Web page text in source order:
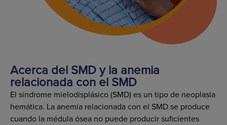
Acerca del SMD y la anemia
relacionada con el SMD
El síndrome mielodisplásico (SMD) es un tipo de neoplasia
hemática. La anemia relacionada con el SMD se produce
cuando la médula ósea no puede producir suficientes